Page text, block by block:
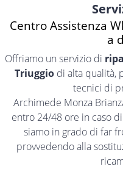
Centro Assistenza
a
Offriamo un servizio di
Triuggiodi alta qualità,
tecnici di
Archimede Monza
entro 24/48 ore in caso
siamo in grado di far
provvedendo alla